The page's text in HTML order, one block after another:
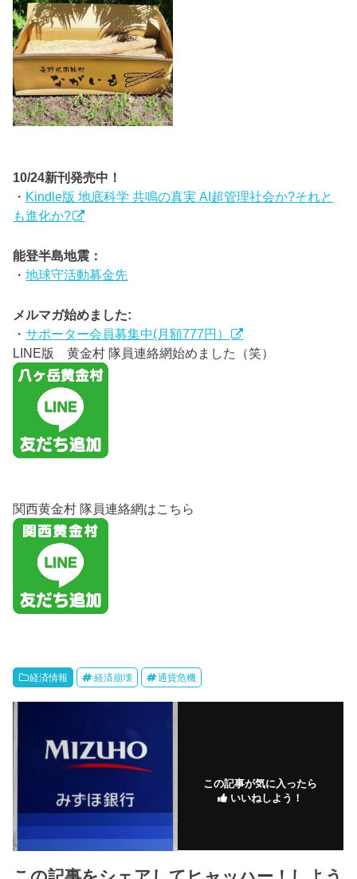
10/24新刊発売中！
・ Kindle版 地底科学 共鳴の真実 AI超管理社会か?それと
も進化か?
能登半島地震：
・地球守活動募金先
メルマガ始めました:
・サポーター会員募集中(月額777円）
LINE版 黄金村 隊員連絡網始めました（笑）
関西黄金村 隊員連絡網はこちら
経済情報 経済崩壊 通貨危機
この記事が気に入ったら
いいねしよう！